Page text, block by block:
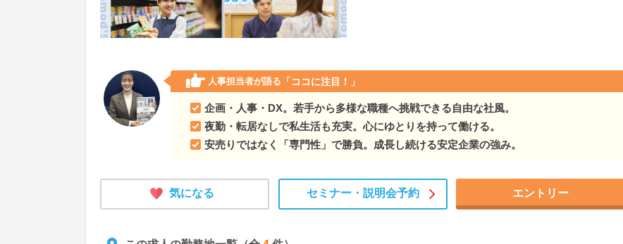
東京都千代田区 地域のお客様、患者様のライフステージに適した、質の高いトータ…
東京都渋谷区 地域のお客様、患者様のライフステージに適した、質の高いトータ…
東京都港区 地域のお客様、患者様のライフステージに適した、質の高いトータ…
東京都豊島区 地域のお客様、患者様のライフステージに適した、質の高いトータ…
地域のお客様、患者様のライフステージに適した、質の高いトータ…
神奈川県横浜市 地域のお客様、患者様のライフステージに適した、質の高いトータ…
人事担当者が語る 「ココに注目！」
企画・人事・DX。若手から多様な職種へ挑戦できる自由な社風。
夜勤・転居なしで私生活も充実。心にゆとりを持って働ける。
安売りではなく「専門性」で勝負。成長し続ける安定企業の強み。
気になる セミナー・ 説明会予約 エントリー